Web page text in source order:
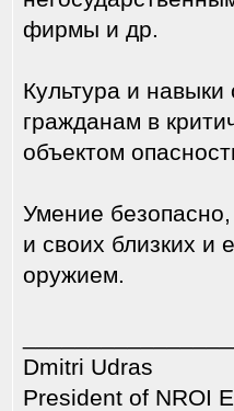
фирмы и др.
Культура и
гражданам в
объектом
Умение
и своих близких и
оружием.
Dmitri Udras
President of NROI